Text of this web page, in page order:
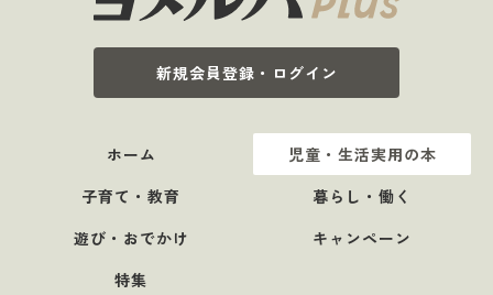
新規会員登録・ログイン
ホーム
児童・生活実用の本
子育て・教育
暮らし・働く
遊び・おでかけ
キャンペーン
特集